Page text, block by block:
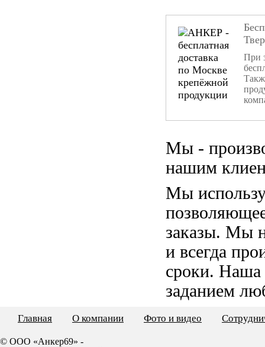
При
Мы -
нашим
Мы
заказы. Мы
и всегда
сроки. Наша
заданием
Главная О компании Фото и видео
© ООО «Анкер69» -